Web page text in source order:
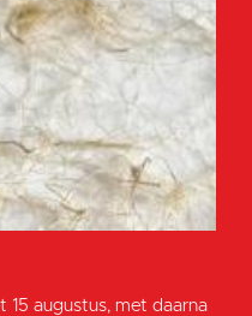
15 augustus, met daarna